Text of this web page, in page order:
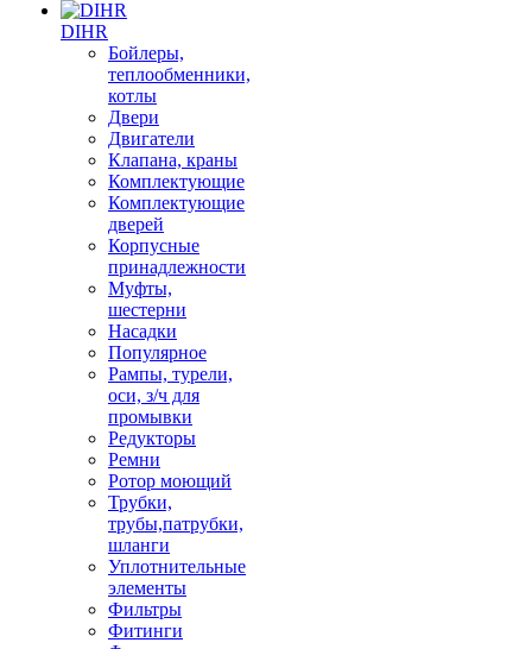
DIHR
Бойлеры,
теплообменники,
котлы
Двери
Двигатели
Клапана, краны
Комплектующие
Комплектующие
дверей
Корпусные
принадлежности
Муфты,
шестерни
Насадки
Популярное
Рампы, турели,
оси, з/ч для
промывки
Редукторы
Ремни
Ротор моющий
Трубки,
трубы,патрубки,
шланги
Уплотнительные
элементы
Фильтры
Фитинги